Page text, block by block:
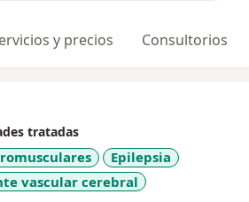
y precios Consultorios
tratadas
Epilepsia
vascular cerebral